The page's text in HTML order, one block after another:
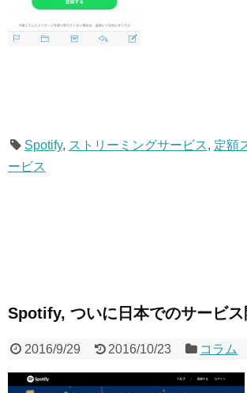
Spotify, ストリーミングサービス, 定額
ービス
Spotify, ついに日本でのサービス
2016/9/29 2016/10/23 コラム